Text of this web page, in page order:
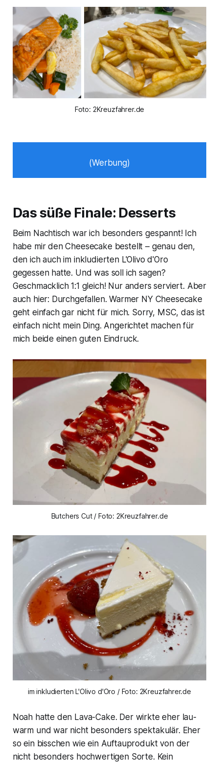
Foto: 2Kreuzfahrer.de
(Werbung)
Das süße Finale: Desserts
Beim Nachtisch war ich besonders gespannt! Ich
habe mir den Cheesecake bestellt – genau den,
den ich auch im inkludierten L'Olivo d'Oro
gegessen hatte. Und was soll ich sagen?
Geschmacklich 1:1 gleich! Nur anders serviert. Aber
auch hier: Durchgefallen. Warmer NY Cheesecake
geht einfach gar nicht für mich. Sorry, MSC, das ist
einfach nicht mein Ding. Angerichtet machen für
mich beide einen guten Eindruck.
Butchers Cut / Foto: 2Kreuzfahrer.de
im inkludierten L'Olivo d'Oro / Foto: 2Kreuzfahrer.de
Noah hatte den Lava-Cake. Der wirkte eher lau-
warm und war nicht besonders spektakulär. Eher
so ein bisschen wie ein Auftauprodukt von der
nicht besonders hochwertigen Sorte. Kein